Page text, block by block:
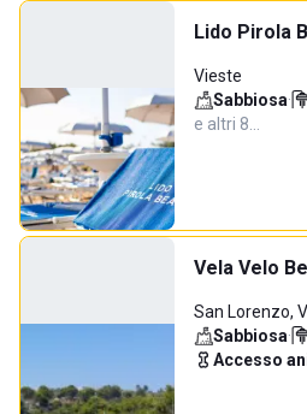
Lido Pirola
Vieste
Sabbiosa·
e altri 8…
Vela Velo
San Lorenzo,
Sabbiosa·
Accesso